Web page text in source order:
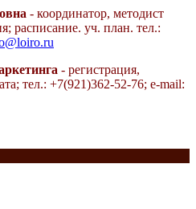
- координатор, методист
расписание. уч. план. тел.:
- регистрация,
тел.: +7(921)362-52-76; e-mail: